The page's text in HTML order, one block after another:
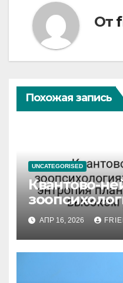
От
Похожая запись
UNCATEGORISED
Квантово-
высоком
АПР 16, 2026